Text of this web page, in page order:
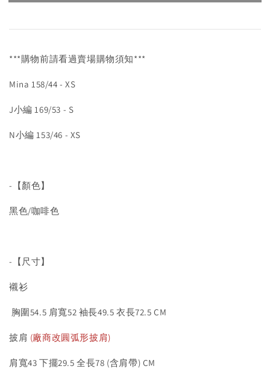
***購物前請看過賣場購物須知***
Mina 158/44 - XS
J小編 169/53 - S
N小編 153/46 - XS
-【顏色】
黑色/咖啡色
-【尺寸】
襯衫
胸圍54.5 肩寬52 袖長49.5 衣長72.5 CM
披肩 (廠商改圓弧形披肩)
肩寬43 下擺29.5 全長78 (含肩帶) CM